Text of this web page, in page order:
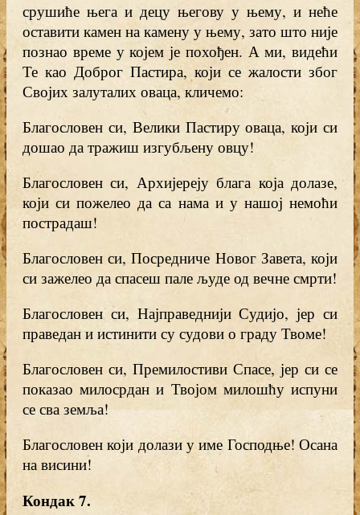
срушиће њега и децу његову у њему, и неће
оставити камен на камену у њему, зато што није
познао време у којем је похођен. А ми, видећи
Те као Доброг Пастира, који се жалости због
Својих залуталих оваца, кличемо:
Благословен си, Велики Пастиру оваца, који си
дошао да тражиш изгубљену овцу!
Благословен си, Архијереју блага која долазе,
који си пожелео да са нама и у нашој немоћи
пострадаш!
Благословен си, Посредниче Новог Завета, који
си зажелео да спасеш пале људе од вечне смрти!
Благословен си, Најправеднији Судијо, јер си
праведан и истинити су судови о граду Твоме!
Благословен си, Премилостиви Спасе, јер си се
показао милосрдан и Твојом милошћу испуни
се сва земља!
Благословен који долази у име Господње! Осана
на висини!
Кондак 7.